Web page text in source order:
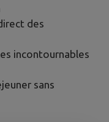
des
incontournables
sans